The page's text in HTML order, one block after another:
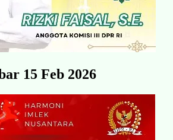
15 Feb 2026